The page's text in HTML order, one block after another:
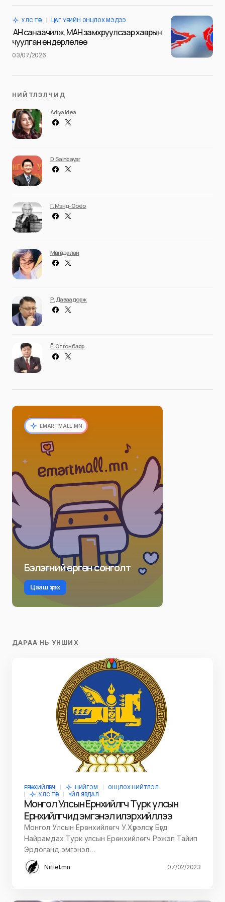
time I comment.
Илгээх
УЛС ТӨР ЦАГ ҮЕИЙН ОНЦЛОХ МЭДЭЭ
АН санаачилж, МАН замхруулсаар хаврын
чуулган өндөрлөлөө
03/07/2026
НИЙТЛЭЛЧИД
Adiya Idea
D. Sainbayar
Г. Мэнд-Ооёо
Мөнгөндалай
Р. Даваадорж
Ё. Отгонбаяр
EMARTMALL.MN
Бэлэгний өргөн сонголт
Цааш үзэх
ДАРАА НЬ УНШИХ
ЕРӨНХИЙЛӨГЧ НИЙГЭМ
ОНЦЛОХ НИЙТЛЭЛ
УЛС ТӨР
ҮЙЛ ЯВДАЛ
Монгол Улсын Ерөнхийлөгч Турк улсын
Ерөнхийлөгчид эмгэнэл илэрхийллээ
Монгол Улсын Ерөнхийлөгч У.Хүрэлсүх Бүгд
Найрамдах Турк улсын Ерөнхийлөгч Рэжэп Тайип
Эрдоганд эмгэнэл…
Niitlel.mn 07/02/2023